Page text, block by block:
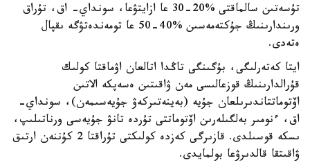
تۇسەتىن سالماقتى %20-30 عا ازايتۋعا، سونداي- اق، تۇراق
ورىندارىنىڭ جۇكتەمەسىن %40-50 عا تومەندەتۋگە ىقپال
ەتەدى.
ايتا كەتەرلىگى، بۇگىنگى تاڭدا اتالعان اۋماقتا كولىك
قۇرالدارىنىڭ قوزعالىسى مەن ۋاقىتىن ەسەپكە الاتىن
اۆتوماتتاندىرىلعان جۇيە (بەينەتىركەۋ جۇيەسىمەن)، سونداي-
اق، ءنومىر بەلگىلەرىن اۆتوماتتى تۇردە تانۋ جۇيەسى ورناتىلىپ،
ىسكە قوسىلدى. قازىرگى كەزدە كولىكتى تۇراقتا 2 كۇننەن ارتىق
ۋاقىتقا قالدىرۋعا بولمايدى.